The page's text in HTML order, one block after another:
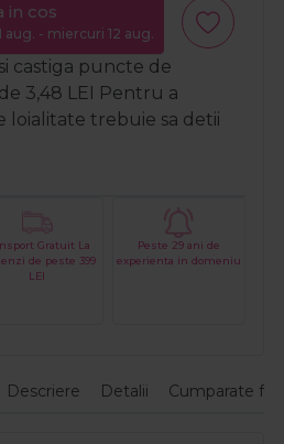
in cos
aug. - miercuri 12 aug.
castiga puncte de
3,48 LEI Pentru a
trebuie sa detii
Gratuit La
de peste 399
LEI
Peste 29 ani de
experienta in domeniu
Descriere Detalii Cumparate